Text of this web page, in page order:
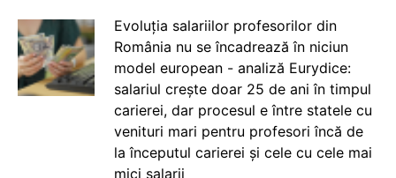
Evoluția salariilor profesorilor din
România nu se încadrează în niciun
model european - analiză Eurydice:
salariul crește doar 25 de ani în timpul
carierei, dar procesul e între statele cu
venituri mari pentru profesori încă de
la începutul carierei și cele cu cele mai
mici salarii